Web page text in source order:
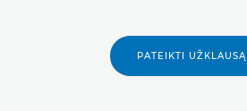
PATEIKTI UŽKLAUSĄ